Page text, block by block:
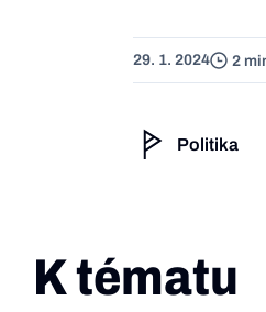
29. 1. 2024 2
Politika
K tématu